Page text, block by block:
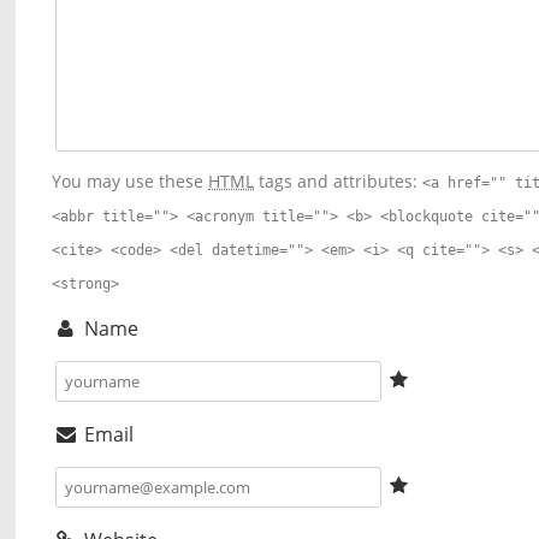
You may use these HTML tags and attributes:<a href=""
<abbr title=""> <acronym title=""> <b> <blockquote
<cite> <code> <del datetime=""> <em> <i> <q cite=""> <s>
<strong>
Name
Email